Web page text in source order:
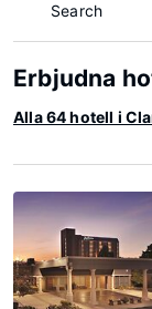
Search
Erbjudna
Alla 64 hotell i